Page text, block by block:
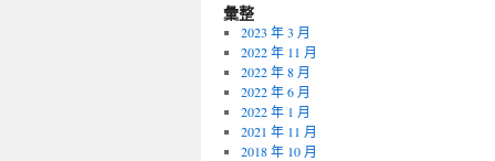
彙整
2023 年 3 月
2022 年 11 月
2022 年 8 月
2022 年 6 月
2022 年 1 月
2021 年 11 月
2018 年 10 月